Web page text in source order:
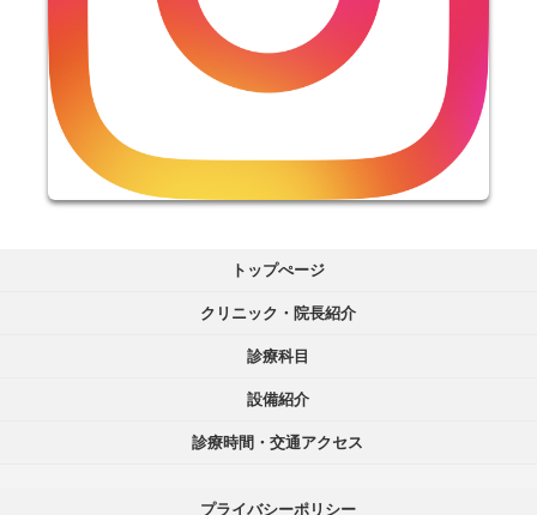
トップぺージ
クリニック・院長紹介
診療科目
設備紹介
診療時間・交通アクセス
プライバシーポリシー